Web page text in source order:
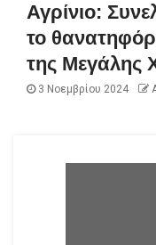
Αγρίνιο:
το
της Μεγάλης
3 Νοεμβρίου 2024